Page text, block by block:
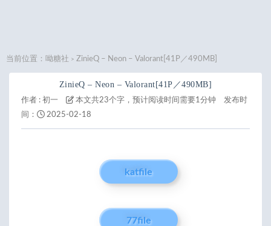
当前位置： 呦糖社 > ZinieQ – Neon – Valorant[41P／490MB]
ZinieQ – Neon – Valorant[41P／490MB]
作者 : 初一 本文共23个字，预计阅读时间需要1分钟
发布时
间：
2025-02-18
katfile
77file